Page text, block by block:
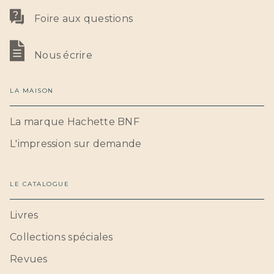
Foire aux questions
Nous écrire
LA MAISON
La marque Hachette BNF
L'impression sur demande
LE CATALOGUE
Livres
Collections spéciales
Revues